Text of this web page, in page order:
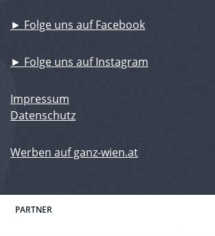
► Folge uns auf Facebook
► Folge uns auf Instagram
Impressum
Datenschutz
Werben auf ganz-wien.at
PARTNER